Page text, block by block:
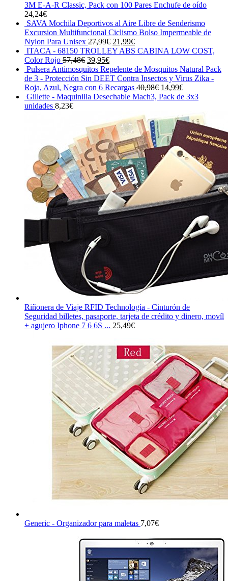
3M E-A-R Classic, Pack con 100 Pares Enchufe de oído
24,24€
SAVA Mochila Deportivos al Aire Libre de Senderismo
Excursion Multifuncional Ciclismo Bolso Impermeable de
Nylon Para Unisex 27,99€ El
precio
era:
27,99€.
21,99€El
precio
es:
21,99€.
ITACA - 68150 TROLLEY ABS CABINA LOW COST,
Color Rojo 57,48€ El
precio
original
era:
57,48€.
39,95€El
precio
actual
es:
39,95€.
Pulsera Antimosquitos Repelente de Mosquitos Natural Pack
de 3 - Protección Sin DEET Contra Insectos y Virus Zika -
Roja, Azul, Negra con 6 Recargas 40,98€ El
precio
40,98€.
14,99€El
precio
es:
14,99€.
Gillette - Maquinilla Desechable Mach3, Pack de 3x3
unidades 8,23€
Riñonera de Viaje RFID Technología - Cinturón de
Seguridad billetes, pasaporte, tarjeta de crédito y dinero, movíl
+ agujero Iphone 7 6 6S ... 25,49€
Generic - Organizador para maletas 7,07€